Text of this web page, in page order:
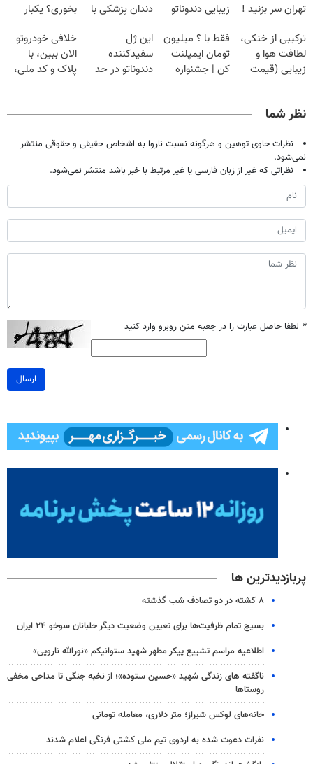
تهران سر بزنید !
میلیون !
زیبایی دندوناتو
(40%off)
دندان پزشکی با
خانگی
بخوری؟ یکبار
کن
ترکیبی از خنکی،
لطافت هوا و
زیبایی (قیمت
فقط با ؟ میلیون
تومان ایمپلنت
کن | جشنواره
این ژل
سفیدکننده
دندوناتو در حد
(40%تخفیف)
خلافی خودروتو
الان ببین، با
پلاک و کد ملی،
نظر شما
نظرات حاوی توهین و هرگونه نسبت ناروا به اشخاص حقیقی و حقوقی منتشر
نمی‌شود.
نظراتی که غیر از زبان فارسی یا غیر مرتبط با خبر باشد منتشر نمی‌شود.
* لطفا حاصل عبارت را در جعبه متن روبرو وارد کنید
ارسال
پربازدیدترین ها
۸ کشته در دو تصادف شب گذشته
بسیج تمام ظرفیت‌ها برای تعیین وضعیت دیگر خلبانان سوخو ۲۴ ایران
اطلاعیه مراسم تشییع پیکر مطهر شهید ستوانیکم «نورالله نارویی»
ناگفته های زندگی شهید «حسین ستوده»؛ از نخبه جنگی تا مداحی مخفی
روستاها
خانه‌های لوکس شیراز؛ متر دلاری، معامله تومانی
نفرات دعوت شده به اردوی تیم ملی کشتی فرنگی اعلام شدند